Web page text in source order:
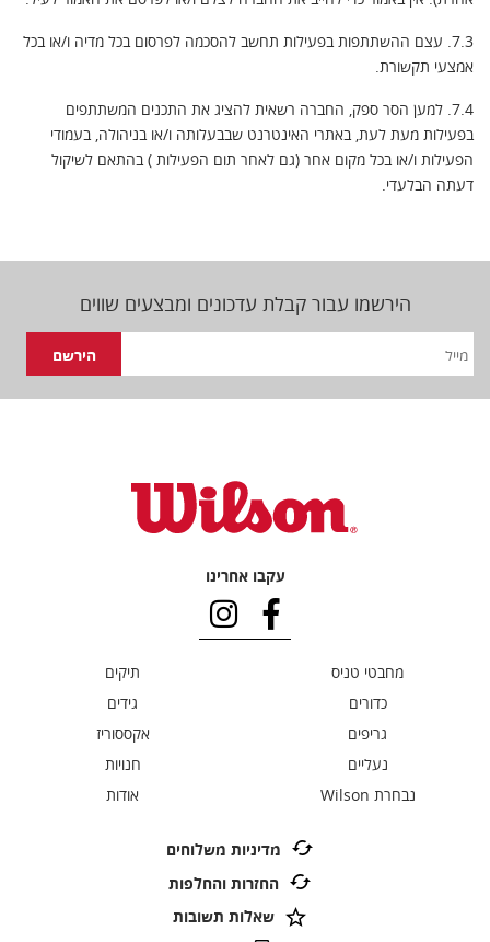
7.3. עצם ההשתתפות בפעילות תחשב להסכמה לפרסום בכל מדיה ו/או בכל
אמצעי תקשורת.
7.4. למען הסר ספק, החברה רשאית להציג את התכנים המשתתפים
בפעילות מעת לעת, באתרי האינטרנט שבבעלותה ו/או בניהולה, בעמודי
הפעילות ו/או בכל מקום אחר (גם לאחר תום הפעילות ) בהתאם לשיקול
דעתה הבלעדי.
הירשמו עבור קבלת עדכונים ומבצעים שווים
עקבו אחרינו
מחבטי טניס
תיקים
כדורים
גידים
גריפים
אקססוריז
נעליים
חנויות
נבחרת Wilson
אודות
מדיניות משלוחים
החזרות והחלפות
שאלות תשובות